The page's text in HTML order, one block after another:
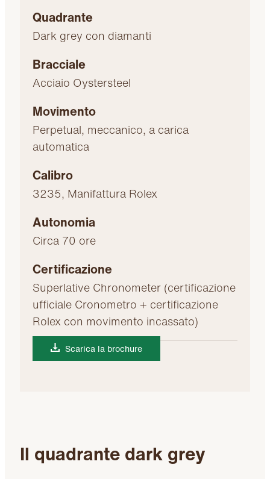
Quadrante
Dark grey con diamanti
Bracciale
Acciaio Oystersteel
Movimento
Perpetual, meccanico, a carica
automatica
Calibro
3235, Manifattura Rolex
Autonomia
Circa 70 ore
Certificazione
Superlative Chronometer (certificazione
ufficiale Cronometro + certificazione
Rolex con movimento incassato)
Scarica la brochure
Il quadrante dark grey